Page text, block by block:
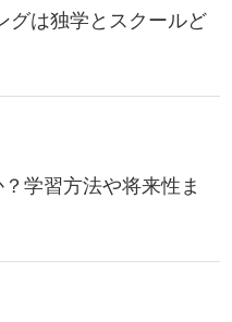
グは独学とスクールど
学習方法や将来性ま